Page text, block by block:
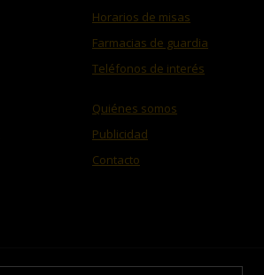
Horarios de misas
Farmacias de guardia
Teléfonos de interés
Quiénes somos
Publicidad
Contacto